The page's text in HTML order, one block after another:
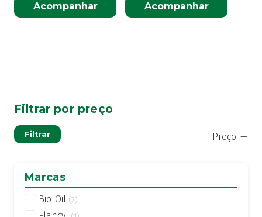
Acompanhar Acompanhar
Filtrar por preço
Filtrar Preço: —
Marcas
Bio-Oil (2)